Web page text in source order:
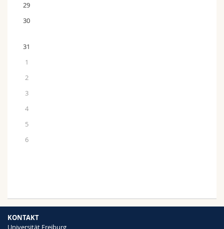
29
30
31
1
2
3
4
5
6
KONTAKT
Universität Freiburg